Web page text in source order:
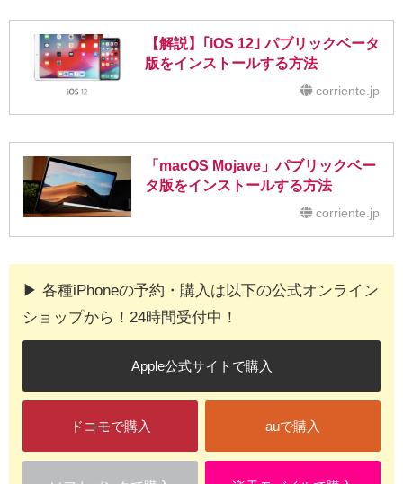
【解説】｢iOS 12｣ パブリックベータ
版をインストールする方法
corriente.jp
「macOS Mojave」パブリックベー
タ版をインストールする方法
corriente.jp
▶︎ 各種iPhoneの予約・購入は以下の公式オンライン
ショップから！24時間受付中！
Apple公式サイトで購入
ドコモで購入 auで購入